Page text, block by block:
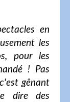
en
les
pour les
! Pas
gênant
dire des